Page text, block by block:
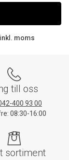
moms
till oss
400 93 00
08:30-16:00
sortiment